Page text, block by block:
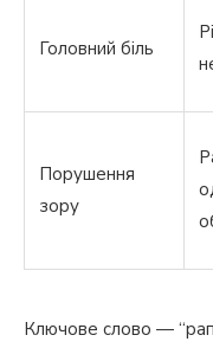
Головний біль
Порушення
зору
Ключове слово —